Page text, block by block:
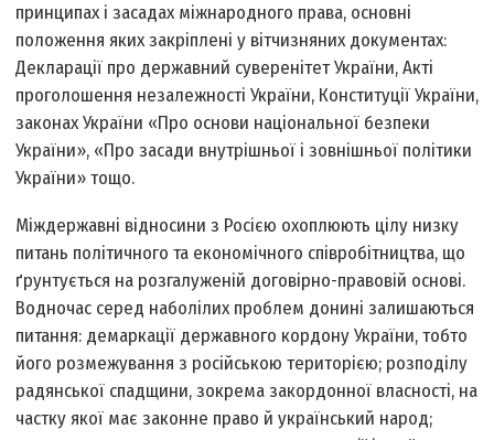
принципах і засадах міжнародного права, основні
положення яких закріплені у вітчизняних документах:
Декларації про державний суверенітет України, Акті
проголошення незалежності України, Конституції України,
законах України «Про основи національної безпеки
України», «Про засади внутрішньої і зовнішньої політики
України» тощо.
Міждержавні відносини з Росією охоплюють цілу низку
питань політичного та економічного співробітництва, що
ґрунтується на розгалуженій договірно-правовій основі.
Водночас серед наболілих проблем донині залишаються
питання: демаркації державного кордону України, тобто
його розмежування з російською територією; розподілу
радянської спадщини, зокрема закордонної власності, на
частку якої має законне право й український народ;